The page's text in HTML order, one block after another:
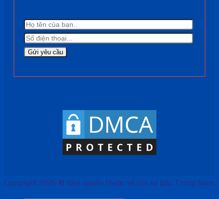
Copyright 2026 © Bản quyền thuộc về Gia sư Bắc Trung Nam